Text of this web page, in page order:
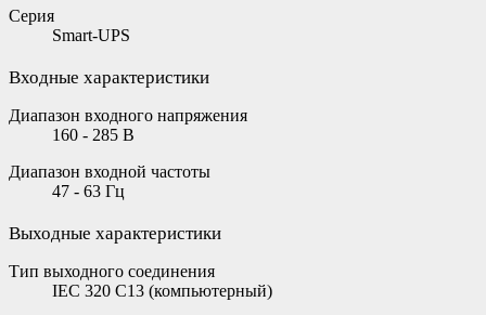
Серия
Smart-UPS
Входные характеристики
Диапазон входного напряжения
160 - 285 В
Диапазон входной частоты
47 - 63 Гц
Выходные характеристики
Тип выходного соединения
IEC 320 C13 (компьютерный)